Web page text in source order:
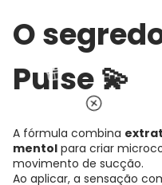
O
Pulse 💫
A fórmula combina
mentol para criar
movimento de sucção.
Ao aplicar, a sensação